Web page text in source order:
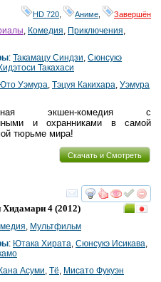
HD 720, Аниме, Завершён
, Комедия, Приключения,
: Такамацу Синдзи, Сюнсукэ
Такахаси
Юто Уэмура, Тэцуя Какихара, Уэмура
экшен-комедия с
и охранниками в самой
тюрьме мира!
Скачать и Смотреть
смотреть
Хидамари 4 (2012)
, Мультфильм
: Ютака Хирата, Сюнсукэ Исикава,
Кана Асуми, Тё, Мисато Фукуэн